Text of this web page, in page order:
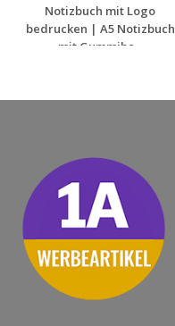
Notizbuch mit Logo
bedrucken | A5 Notizbuch
mit Gummiba...